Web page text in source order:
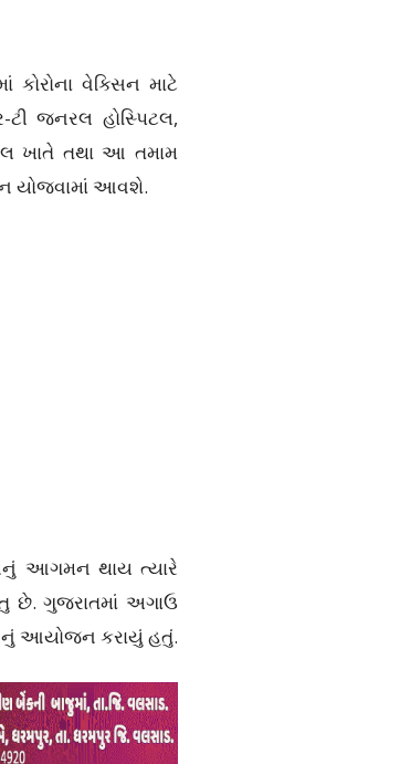
વેક્સિન માટે
જનરલ હોસ્પિટલ,
ખાતે તથા આ તમામ
યોજવામાં આવશે.
આગમન થાય ત્યારે
છે. ગુજરાતમાં અગાઉ
આયોજન કરાયું હતું.